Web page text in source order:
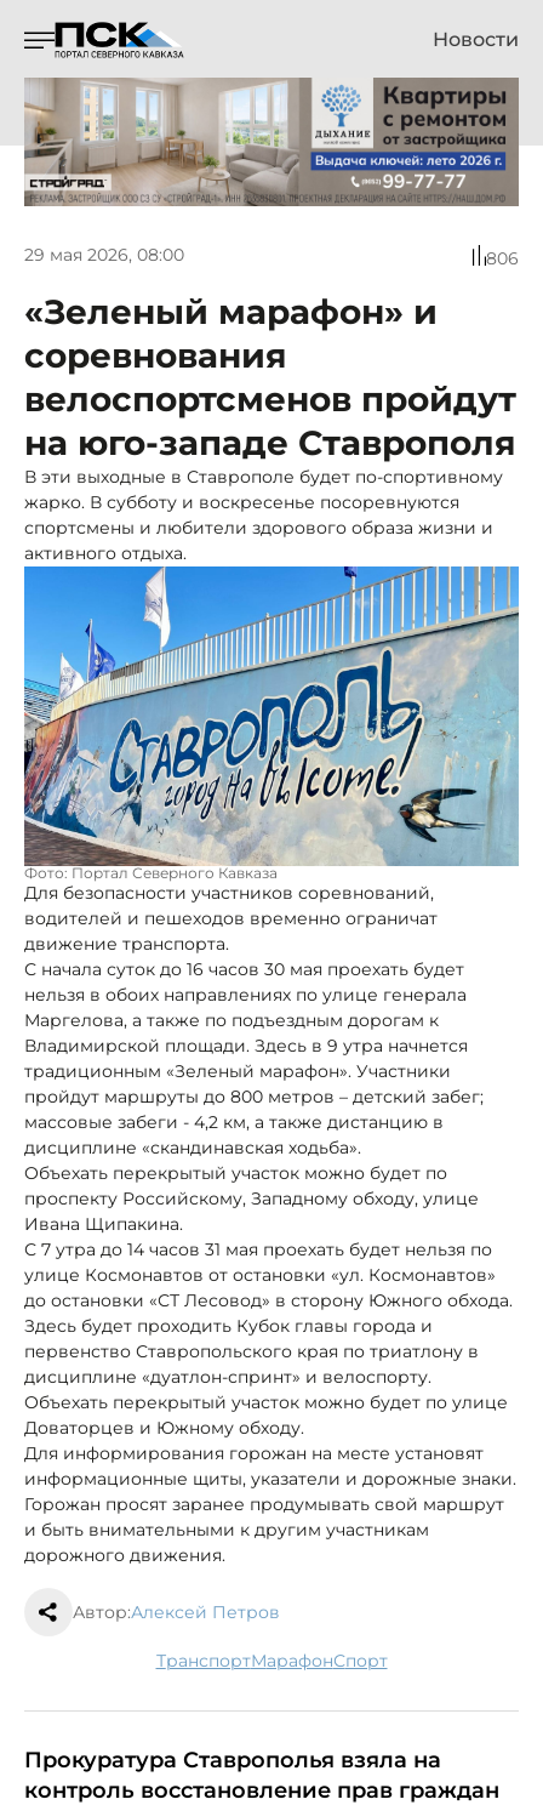
Новости
29 мая 2026, 08:00 806
«Зеленый марафон» и
соревнования
велоспортсменов пройдут
на юго-западе Ставрополя
В эти выходные в Ставрополе будет по-спортивному
жарко. В субботу и воскресенье посоревнуются
спортсмены и любители здорового образа жизни и
активного отдыха.
Фото: Портал Северного Кавказа
Для безопасности участников соревнований,
водителей и пешеходов временно ограничат
движение транспорта.
С начала суток до 16 часов 30 мая проехать будет
нельзя в обоих направлениях по улице генерала
Маргелова, а также по подъездным дорогам к
Владимирской площади. Здесь в 9 утра начнется
традиционным «Зеленый марафон». Участники
пройдут маршруты до 800 метров – детский забег;
массовые забеги - 4,2 км, а также дистанцию в
дисциплине «скандинавская ходьба».
Объехать перекрытый участок можно будет по
проспекту Российскому, Западному обходу, улице
Ивана Щипакина.
С 7 утра до 14 часов 31 мая проехать будет нельзя по
улице Космонавтов от остановки «ул. Космонавтов»
до остановки «СТ Лесовод» в сторону Южного обхода.
Здесь будет проходить Кубок главы города и
первенство Ставропольского края по триатлону в
дисциплине «дуатлон-спринт» и велоспорту.
Объехать перекрытый участок можно будет по улице
Доваторцев и Южному обходу.
Для информирования горожан на месте установят
информационные щиты, указатели и дорожные знаки.
Горожан просят заранее продумывать свой маршрут
и быть внимательными к другим участникам
дорожного движения.
Автор:Алексей Петров
транспорт марафон спорт
Прокуратура Ставрополья взяла на
контроль восстановление прав граждан